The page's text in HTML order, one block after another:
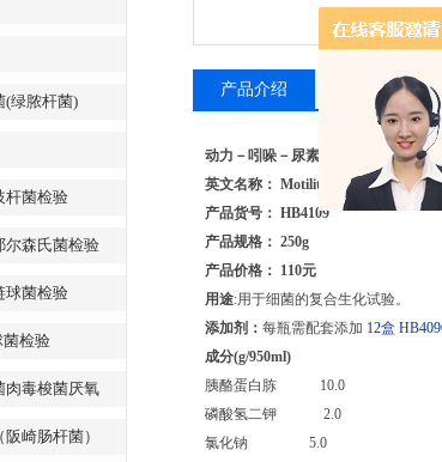
(绿脓杆菌)
杆菌检验
尔森氏菌检验
球菌检验
菌检验
肉毒梭菌厌氧
崎肠杆菌）
产品介绍 相关产品
动力－吲哚－尿素培养基基础(MIU)
英文名称： Motility Indol Urea
产品货号： HB4109
产品规格： 250g
产品价格： 110元
用途:用于细菌的复合生化试验。
添加剂： 每瓶需配套添加 12盒
成分(g/950ml)
胰酪蛋白胨 10.0
磷酸氢二钾 2.0
氯化钠 5.0